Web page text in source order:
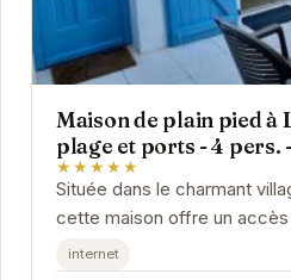
Maison de plain pied à
plage et ports - 4 pers.
★★★★★
Située dans le charmant
cette maison offre un
aux ports. Son emplacement
internet